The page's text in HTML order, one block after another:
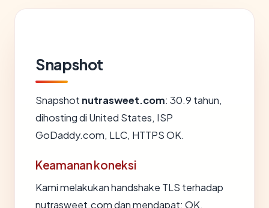
Snapshot
Snapshot nutrasweet.com: 30.9 tahun,
dihosting di United States, ISP
GoDaddy.com, LLC, HTTPS OK.
Keamanan koneksi
Kami melakukan handshake TLS terhadap
nutrasweet.com dan mendapat: OK.